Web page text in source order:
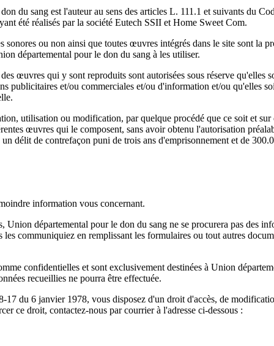
du sang est l'auteur au sens des articles L. 111.1 et suivants du
été réalisés par la société Eutech SSII et Home Sweet Com.
sonores ou non ainsi que toutes œuvres intégrés dans le site sont la
départemental pour le don du sang à les utiliser.
œuvres qui y sont reproduits sont autorisées sous réserve qu'elles
publicitaires et/ou commerciales et/ou d'information et/ou qu'elles
utilisation ou modification, par quelque procédé que ce soit et sur
œuvres qui le composent, sans avoir obtenu l'autorisation
délit de contrefaçon puni de trois ans d'emprisonnement et de
information vous concernant.
départemental pour le don du sang ne se procurera pas des
communiquiez en remplissant les formulaires ou tout autres
confidentielles et sont exclusivement destinées à Union
recueillies ne pourra être effectuée.
du 6 janvier 1978, vous disposez d'un droit d'accès, de
ce droit, contactez-nous par courrier à l'adresse ci-dessous :